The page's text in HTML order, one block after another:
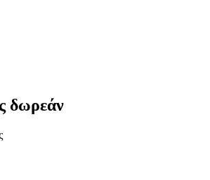
δωρεάν